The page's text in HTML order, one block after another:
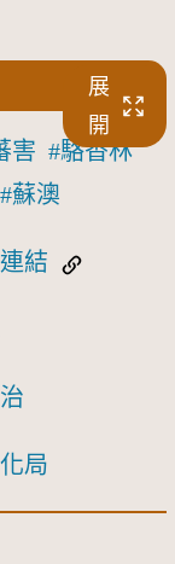
展
開
害
駱香林
蘇澳
結
局